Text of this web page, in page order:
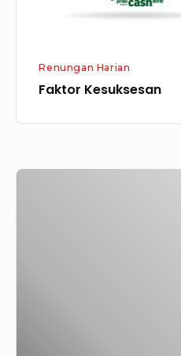
Renungan Harian
Faktor Kesuksesan